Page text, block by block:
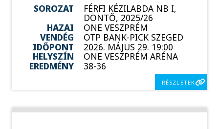
SOROZAT FÉRFI KÉZILABDA NB I,
DÖNTŐ, 2025/26
HAZAI
ONE VESZPRÉM
VENDÉG
OTP BANK-PICK SZEGED
IDŐPONT
2026. MÁJUS 29. 19:00
HELYSZÍN
ONE VESZPRÉM ARÉNA
EREDMÉNY
38-36
RÉSZLETEK